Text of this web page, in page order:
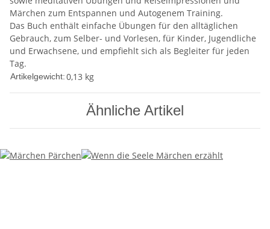
Märchen zum Entspannen und Autogenem Training.
Das Buch enthält einfache Übungen für den alltäglichen
Gebrauch, zum Selber- und Vorlesen, für Kinder, Jugendliche
und Erwachsene, und empfiehlt sich als Begleiter für jeden
Tag.
Artikelgewicht:0,13 kg
Ähnliche Artikel